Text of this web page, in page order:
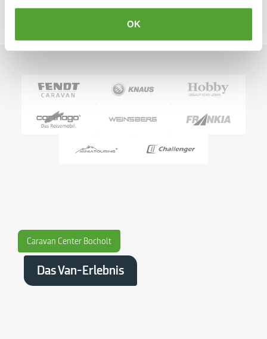
OK
Caravan Center Bocholt
Das Van-Erlebnis